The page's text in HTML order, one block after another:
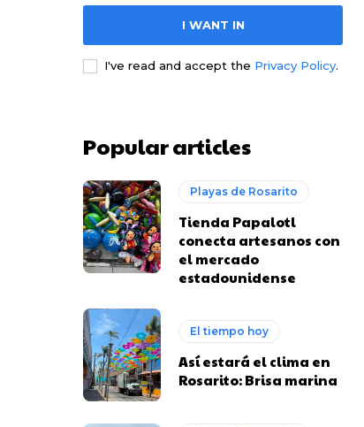
I WANT IN
I've read and accept the Privacy Policy.
Popular articles
Playas de Rosarito
Tienda Papalotl
conecta artesanos con
el mercado
estadounidense
El tiempo hoy
Así estará el clima en
Rosarito: Brisa marina